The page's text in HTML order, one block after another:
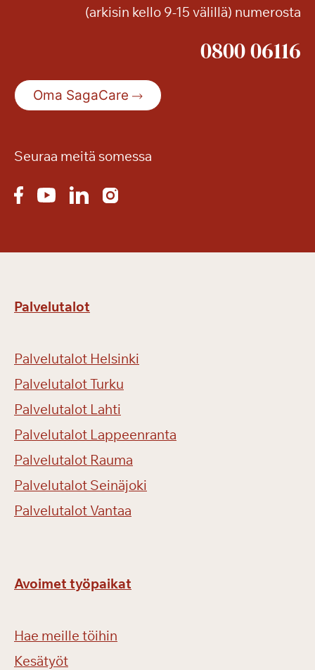
t
(arkisin kello 9-15 välillä) numerosta
0800 06116
Oma SagaCare
Seuraa meitä somessa
Palvelutalot
Palvelutalot Helsinki
Palvelutalot Turku
Palvelutalot Lahti
Palvelutalot Lappeenranta
Palvelutalot Rauma
Palvelutalot Seinäjoki
Palvelutalot Vantaa
Avoimet työpaikat
Hae meille töihin
Kesätyöt